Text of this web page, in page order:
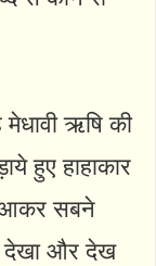
ऋषि की
हुए हाहाकार
आकर सबने
देखा और देख